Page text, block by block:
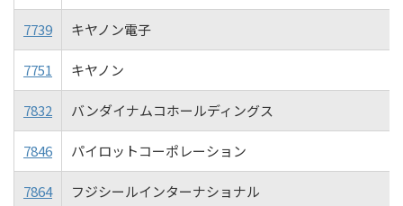
7739 キヤノン電子
7751 キヤノン
7832 バンダイナムコホールディングス
7846 パイロットコーポレーション
7864 フジシールインターナショナル